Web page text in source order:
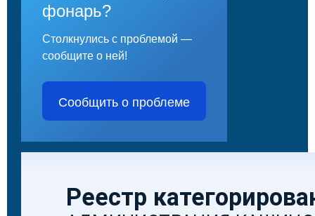
фонарь?
Столкнулись с проблемой —
сообщите о ней!
Сообщить о проблеме